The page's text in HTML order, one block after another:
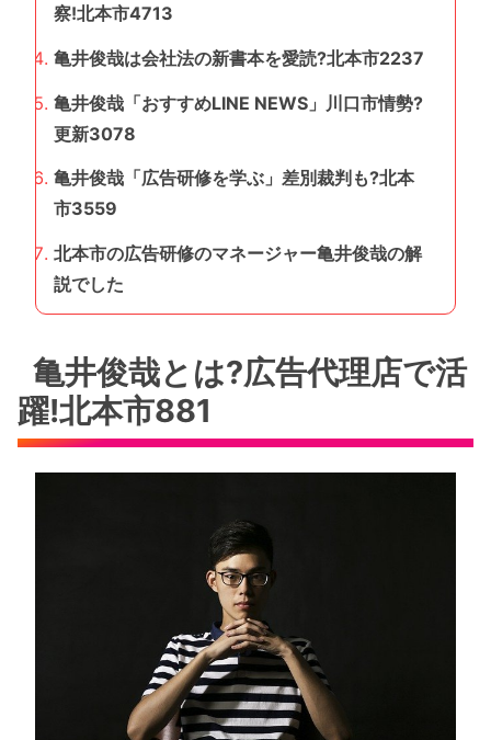
察!北本市4713
亀井俊哉は会社法の新書本を愛読?北本市2237
亀井俊哉「おすすめLINE NEWS」川口市情勢?
更新3078
亀井俊哉「広告研修を学ぶ」差別裁判も?北本
市3559
北本市の広告研修のマネージャー亀井俊哉の解
説でした
亀井俊哉とは?広告代理店で活
躍!北本市881